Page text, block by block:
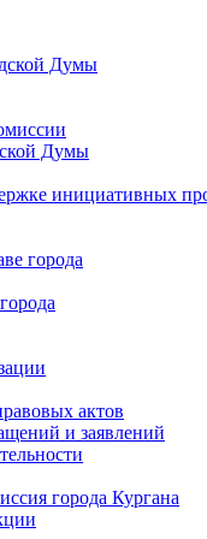
Думы
Думы
инициативных
города
актов
и заявлений
города Кургана